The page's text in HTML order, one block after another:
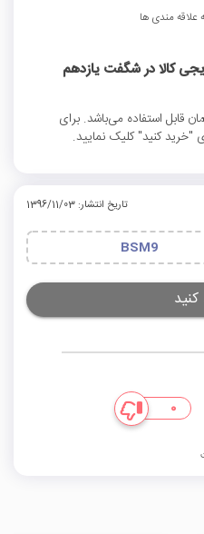
علاقه مندی ها
300 هزار تومان قابل استفاده می‌باشد. برای
"خرید کنید" کلیک نمایید.
تاریخ انتشار: 1396/11/03
BSM9
0